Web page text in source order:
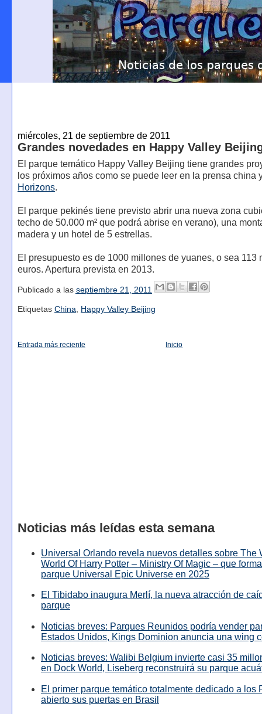
miércoles, 21 de septiembre de 2011
Grandes novedades en Happy Valley
El parque temático Happy Valley Beijing tiene grandes
los próximos años como se puede leer en la prensa china
Horizons.
El parque pekinés tiene previsto abrir una nueva zona
techo de 50.000 m² que podrá abrise en verano), una
madera y un hotel de 5 estrellas.
El presupuesto es de 1000 millones de yuanes, o sea 113
euros. Apertura prevista en 2013.
Publicado a las septiembre 21, 2011
Etiquetas China Happy Valley Beijing
Entrada más reciente Inicio
Noticias más leídas esta semana
Universal Orlando revela nuevos detalles sobre The
World Of Harry Potter – Ministry Of Magic – que
parque Universal Epic Universe en 2025
El Tibidabo inaugura Merlí, la nueva atracción de
parque
Noticias breves: Parques Reunidos podría vender
Estados Unidos, Kings Dominion anuncia una wing
Noticias breves: Walibi Belgium invierte casi 35
en Dock World, Liseberg reconstruirá su parque
El primer parque temático totalmente dedicado a los
abierto sus puertas en Brasil